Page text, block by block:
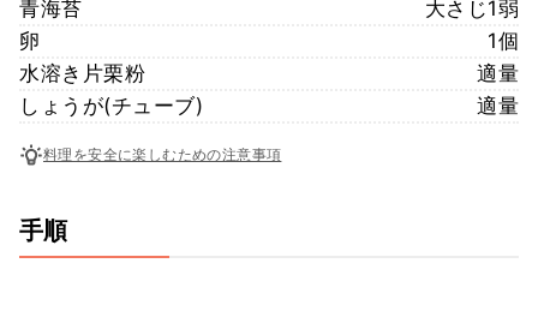
青海苔
大さじ1弱
卵
1個
水溶き片栗粉
適量
しょうが(チューブ)
適量
料理を安全に楽しむための注意事項
手順